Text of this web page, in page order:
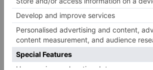
Warum diese Änderung ?
Seit dem 1. Februar 2023,
erweiterten Zugriff auf die
Entwicklerplattform ist jetzt eine
Unternehmensverifizierung
(facebook.com), Dies ist für die
Anmeldefunktion erforderlich.
bedeutet, dass Einzelpersonen die